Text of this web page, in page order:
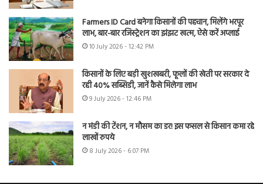
Farmers ID Card बनेगा किसानों की पहचान, मिलेंगे भरपूर
लाभ, बार-बार रजिस्ट्रेशन का झंझट खत्म, ऐसे करें अप्लाई
10 July 2026 - 12:42 PM
किसानों के लिए बड़ी खुशखबरी, फूलों की खेती पर सरकार दे
रही 40% सब्सिडी, जानें कैसे मिलेगा लाभ
9 July 2026 - 12:46 PM
न मंडी की टेंशन, न मौसम का डर! इस फसल से किसान कमा रहे
लाखों रुपये
8 July 2026 - 6:07 PM